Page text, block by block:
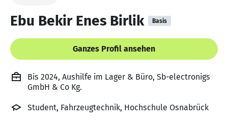
Ebu Bekir Enes Birlik Basis
Ganzes Profil ansehen
Bis 2024, Aushilfe im Lager & Büro, Sb-electronigs
GmbH & Co Kg.
Student, Fahrzeugtechnik, Hochschule Osnabrück